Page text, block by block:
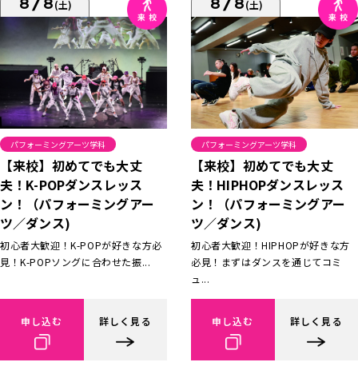
8/8(土)
パフォーミングアーツ学科
【来校】初めてでも大丈
夫！K-POPダンスレッス
ン！（パフォーミングアー
ツ／ダンス)
初心者大歓迎！K-POPが好きな方必
見！K-POPソングに合わせた振...
申し込む 詳しく見る
8/8(土)
パフォーミングアーツ学科
【来校】初めてでも大丈
夫！HIPHOPダンスレッス
ン！（パフォーミングアー
ツ／ダンス)
初心者大歓迎！HIPHOPが好きな方
必見！まずはダンスを通じてコミ
ュ...
申し込む 詳しく見る